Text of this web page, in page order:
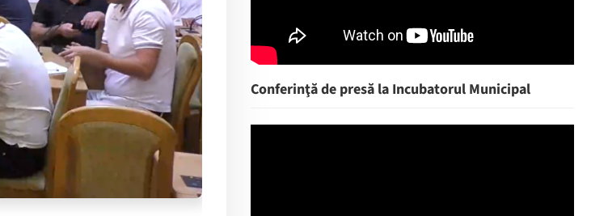
Conferinţă de presă la Incubatorul Municipal